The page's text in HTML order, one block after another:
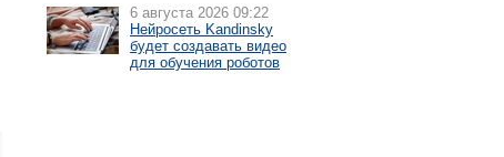
6 августа 2026 09:22
Нейросеть Kandinsky
будет создавать видео
для обучения роботов